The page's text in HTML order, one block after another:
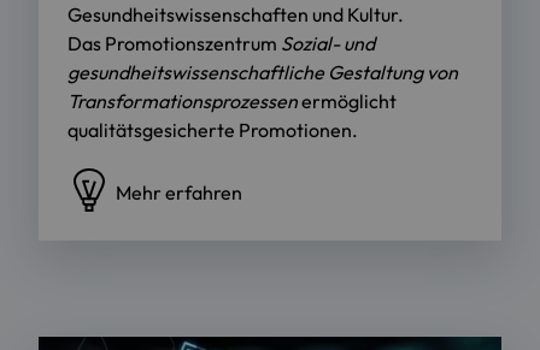
Gesundheitswissenschaften und Kultur.
Das Promotionszentrum Sozial- und
gesundheitswissenschaftliche Gestaltung von
Transformationsprozessenermöglicht
qualitätsgesicherte Promotionen.
Mehr erfahren